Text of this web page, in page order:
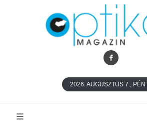
2026. AUGUSZTUS 7.,